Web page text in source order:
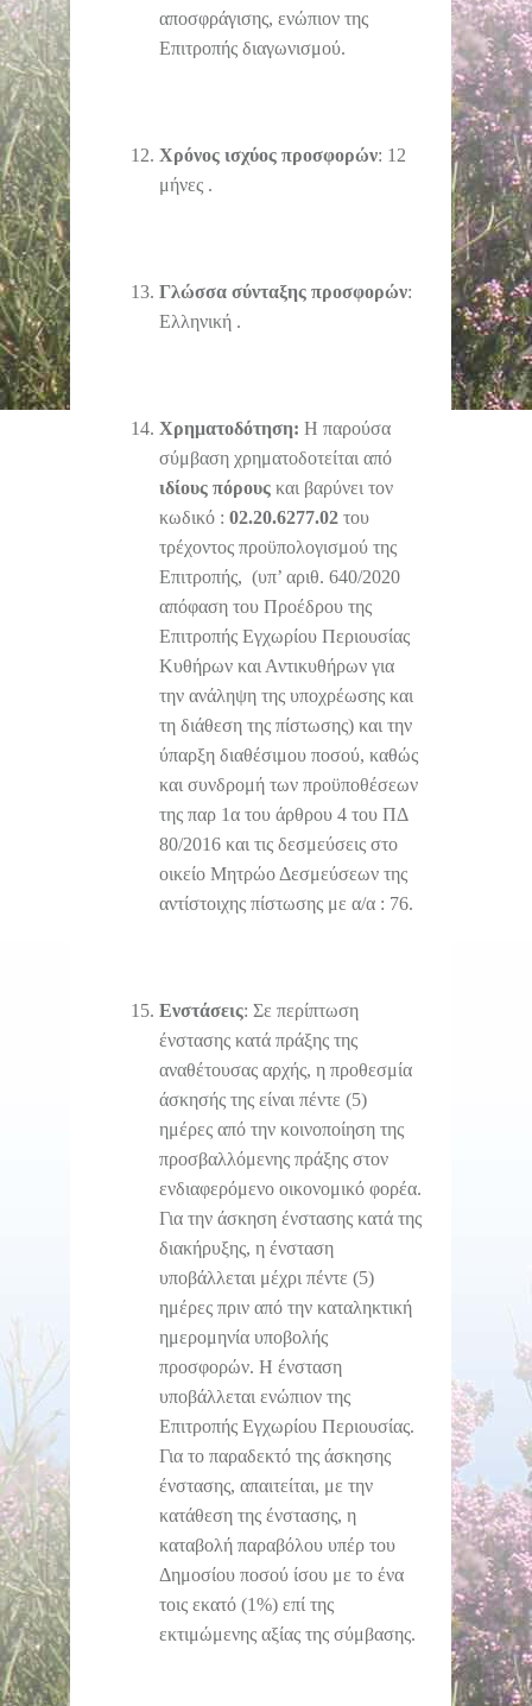
αποσφράγισης, ενώπιον της
Επιτροπής διαγωνισμού.
Χρόνος ισχύος προσφορών: 12
μήνες .
Γλώσσα σύνταξης προσφορών:
Ελληνική .
Χρηματοδότηση: Η παρούσα
σύμβαση χρηματοδοτείται από
ιδίους πόρους και βαρύνει τον
κωδικό : 02.20.6277.02 του
τρέχοντος προϋπολογισμού της
Επιτροπής, (υπ’ αριθ. 640/2020
απόφαση του Προέδρου της
Επιτροπής Εγχωρίου Περιουσίας
Κυθήρων και Αντικυθήρων για
την ανάληψη της υποχρέωσης και
τη διάθεση της πίστωσης) και την
ύπαρξη διαθέσιμου ποσού, καθώς
και συνδρομή των προϋποθέσεων
της παρ 1α του άρθρου 4 του ΠΔ
80/2016 και τις δεσμεύσεις στο
οικείο Μητρώο Δεσμεύσεων της
αντίστοιχης πίστωσης με α/α : 76.
Ενστάσεις: Σε περίπτωση
ένστασης κατά πράξης της
αναθέτουσας αρχής, η προθεσμία
άσκησής της είναι πέντε (5)
ημέρες από την κοινοποίηση της
προσβαλλόμενης πράξης στον
ενδιαφερόμενο οικονομικό φορέα.
Για την άσκηση ένστασης κατά της
διακήρυξης, η ένσταση
υποβάλλεται μέχρι πέντε (5)
ημέρες πριν από την καταληκτική
ημερομηνία υποβολής
προσφορών. Η ένσταση
υποβάλλεται ενώπιον της
Επιτροπής Εγχωρίου Περιουσίας.
Για το παραδεκτό της άσκησης
ένστασης, απαιτείται, με την
κατάθεση της ένστασης, η
καταβολή παραβόλου υπέρ του
Δημοσίου ποσού ίσου με το ένα
τοις εκατό (1%) επί της
εκτιμώμενης αξίας της σύμβασης.